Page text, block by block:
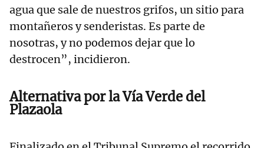
agua que sale de nuestros grifos, un sitio para
montañeros y senderistas. Es parte de
nosotras, y no podemos dejar que lo
destrocen”, incidieron.
Alternativa por la Vía Verde del
Plazaola